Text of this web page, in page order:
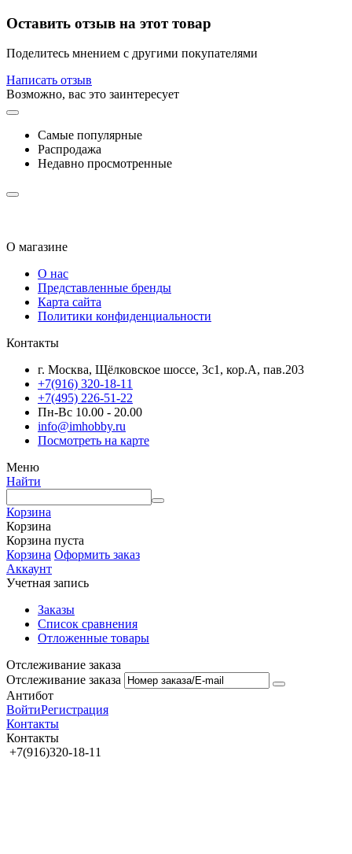
Оставить отзыв на этот товар
Поделитесь мнением с другими покупателями
Написать отзыв
Возможно, вас это заинтересует
Самые популярные
Распродажа
Недавно просмотренные
О магазине
О нас
Представленные бренды
Карта сайта
Политики конфиденциальности
Контакты
г. Москва, Щёлковское шоссе, 3с1, кор.А, пав.203
+7(916) 320-18-11
+7(495) 226-51-22
Пн-Вс 10.00 - 20.00
info@imhobby.ru
Посмотреть на карте
Меню
Найти
Корзина
Корзина
Корзина пуста
Корзина Оформить заказ
Аккаунт
Учетная запись
Заказы
Список сравнения
Отложенные товары
Отслеживание заказа
Отслеживание заказа
Антибот
ВойтиРегистрация
Контакты
Контакты
+7(916)320-18-11